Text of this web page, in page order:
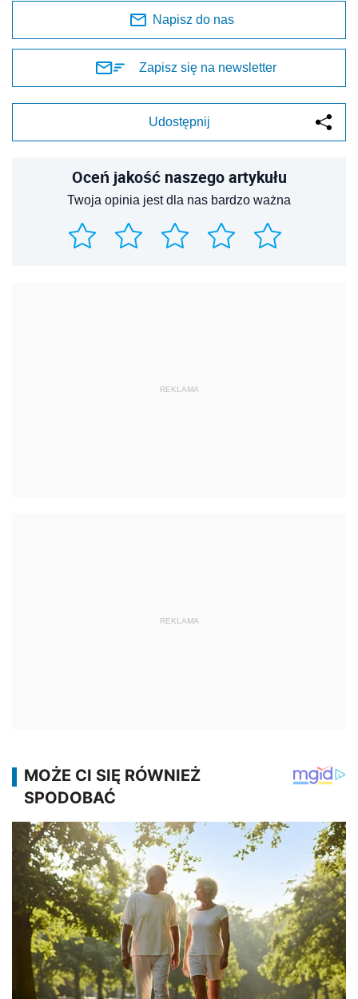
Napisz do nas
Zapisz się na newsletter
Udostępnij
Oceń jakość naszego artykułu
Twoja opinia jest dla nas bardzo ważna
REKLAMA
REKLAMA